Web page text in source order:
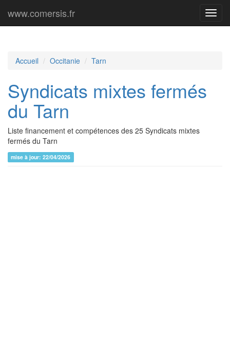
Menu
www.comersis.fr
Accueil Occitanie Tarn
Syndicats mixtes fermés
du Tarn
Liste financement et compétences des 25 Syndicats mixtes
fermés du Tarn
mise à jour: 22/04/2026